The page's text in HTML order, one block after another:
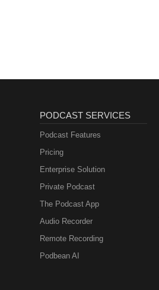
PODCAST SERVICES
Podcast Features
Pricing
Enterprise Solution
Private Podcast
The Podcast App
Audio Recorder
Remote Recording
Podbean AI